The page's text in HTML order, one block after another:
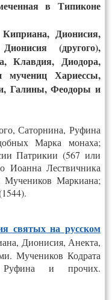
Дионисия,
(другого),
Клавдия, Диодора,
Хариессы,
Галины, Феодоры и
Саторнина, Руфина
Марка монаха;
Патрикии (567 или
Иоанна Лествичника
Маркиана;
святых на русском
Дионисия, Анекта,
Мучеников Кодрата
Руфина и прочих.